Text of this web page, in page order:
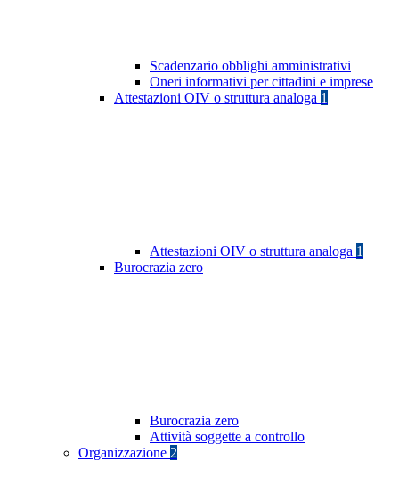
Scadenzario obblighi amministrativi
Oneri informativi per cittadini e imprese
Attestazioni OIV o struttura analoga 1
Attestazioni OIV o struttura analoga 1
Burocrazia zero
Burocrazia zero
Attività soggette a controllo
Organizzazione 2